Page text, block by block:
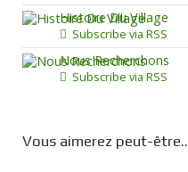
Histoire Du Village
Subscribe via RSS
Nous Recherchons
Subscribe via RSS
Vous aimerez peut-être..